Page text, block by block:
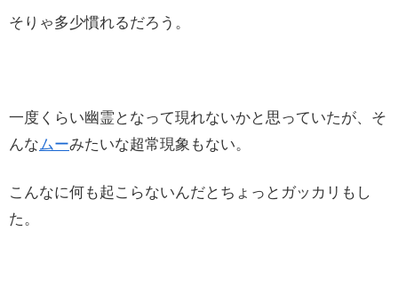
そりゃ多少慣れるだろう。
一度くらい幽霊となって現れないかと思っていたが、そ
んなムーみたいな超常現象もない。
こんなに何も起こらないんだとちょっとガッカリもし
た。